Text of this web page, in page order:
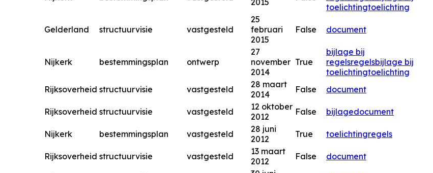
2015
toelichtingtoelichting
Gelderland structuurvisie vastgesteld
25
februari
2015
False document
Nijkerk bestemmingsplan ontwerp
27
november
2014
True
bijlage bij
regelsregelsbijlage bij
toelichtingtoelichting
Rijksoverheid structuurvisie vastgesteld
28 maart
2014
False document
Rijksoverheid structuurvisie vastgesteld
12 oktober
2012
False bijlagedocument
Nijkerk bestemmingsplan vastgesteld
28 juni
2012
True toelichtingregels
Rijksoverheid structuurvisie vastgesteld
13 maart
2012
False document